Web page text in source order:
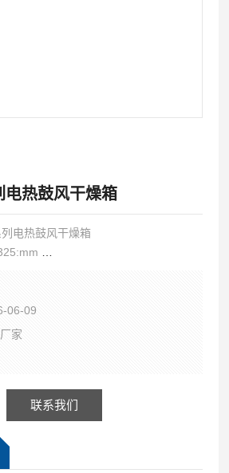
电热鼓风干燥箱
电热鼓风干燥箱
250℃
板
06-09
家
联系我们